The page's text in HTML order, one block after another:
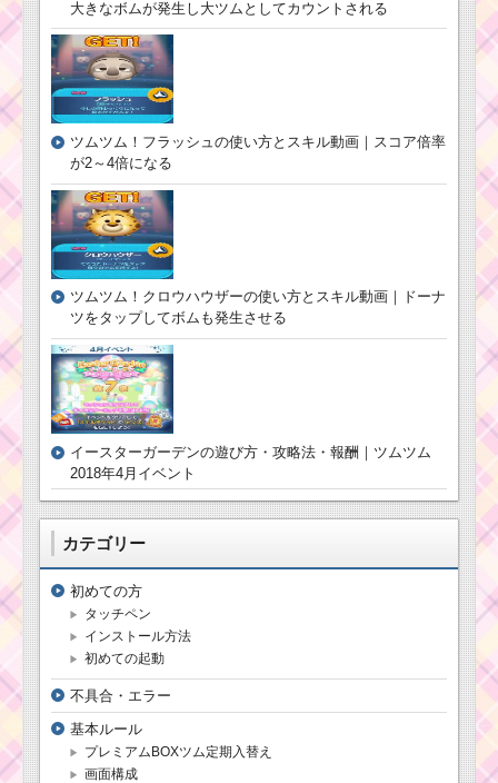
一弾のピックアップガ
チャはホーンハットミ
耳がとがったツムで
550万点を稼いだツム
るツム
ツムツム11月ステッ
カーブック4枚目のミッ
ムの加算率一覧
大きなボムが発生し大ツムとしてカウントされる
ツムツム！フラッシュの使い方とスキル動画｜スコア倍率
が2～4倍になる
ツムツム！クロウハウザーの使い方とスキル動画｜ドーナ
ツをタップしてボムも発生させる
イースターガーデンの遊び方・攻略法・報酬｜ツムツム
2018年4月イベント
カテゴリー
初めての方
タッチペン
インストール方法
初めての起動
不具合・エラー
基本ルール
プレミアムBOXツム定期入替え
画面構成